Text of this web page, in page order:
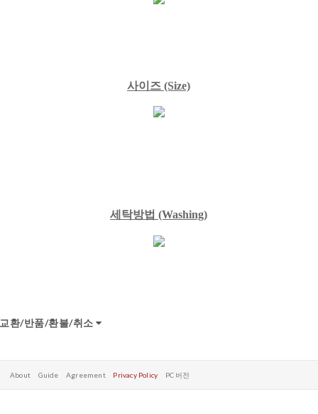
사이즈 (Size)
세탁방법 (Washing)
교환/반품/환불/취소
About Guide Agreement Privacy Policy PC 버전